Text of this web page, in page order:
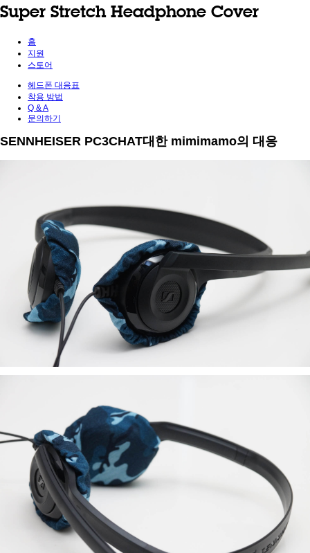
Super Stretch Headphone Cover
홈
지원
스토어
헤드폰 대응표
착용 방법
Q & A
문의하기
SENNHEISER PC3CHAT대한 mimimamo의 대응